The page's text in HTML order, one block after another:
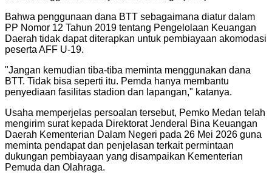
Bahwa penggunaan dana BTT sebagaimana diatur dalam
PP Nomor 12 Tahun 2019 tentang Pengelolaan Keuangan
Daerah tidak dapat diterapkan untuk pembiayaan akomodasi
peserta AFF U-19.
"Jangan kemudian tiba-tiba meminta menggunakan dana
BTT. Tidak bisa seperti itu. Pemda hanya membantu
penyediaan fasilitas stadion dan lapangan," katanya.
Usaha memperjelas persoalan tersebut, Pemko Medan telah
mengirim surat kepada Direktorat Jenderal Bina Keuangan
Daerah Kementerian Dalam Negeri pada 26 Mei 2026 guna
meminta pendapat dan penjelasan terkait permintaan
dukungan pembiayaan yang disampaikan Kementerian
Pemuda dan Olahraga.